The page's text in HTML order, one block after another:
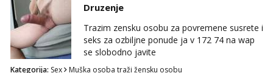
markodalic37@gmail.com
Druzenje
Trazim zensku osobu za povremene susrete i
seks za ozbiljne ponude ja v 172 74 na wap
se slobodno javite
Kategorija: Sex Muška osoba traži žensku osobu